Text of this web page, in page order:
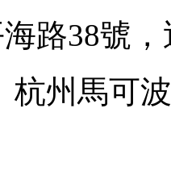
路38號
杭州馬